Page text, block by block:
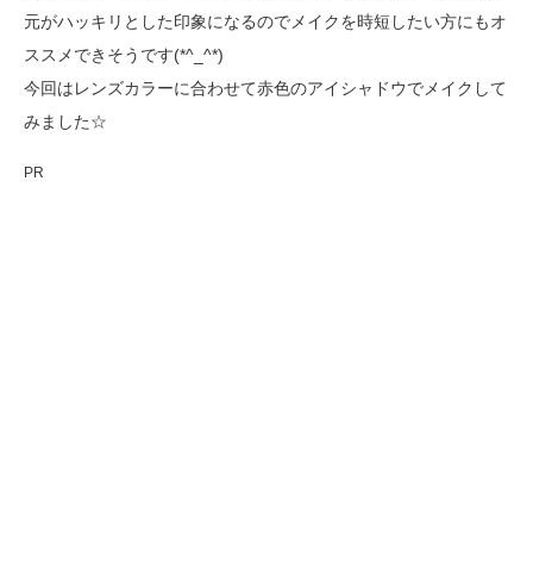
元がハッキリとした印象になるのでメイクを時短したい方にもオ
ススメできそうです(*^_^*)
今回はレンズカラーに合わせて赤色のアイシャドウでメイクして
みました☆
PR